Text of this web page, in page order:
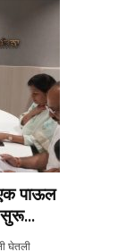
पाऊल
सुरू...
घेतली